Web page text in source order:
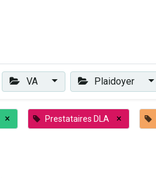
VA Plaidoyer
× Prestataires DLA ×